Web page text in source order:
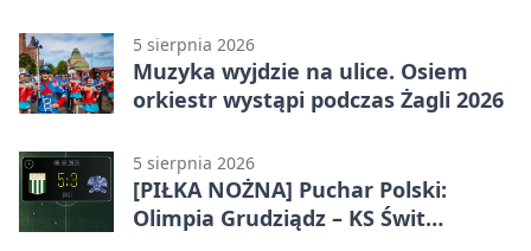
5 sierpnia 2026
Muzyka wyjdzie na ulice. Osiem
orkiestr wystąpi podczas Żagli 2026
5 sierpnia 2026
[PIŁKA NOŻNA] Puchar Polski:
Olimpia Grudziądz – KS Świt